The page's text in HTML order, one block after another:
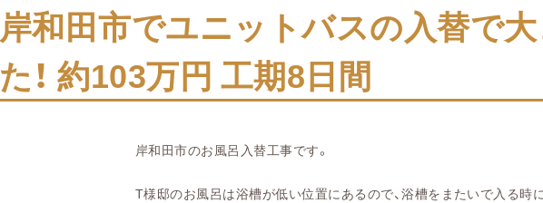
岸和田市でユニットバスの入替で
た！ 約103万円 工期8日間
岸和田市のお風呂入替工事です。
T様邸のお風呂は浴槽が低い位置にあるので、浴槽をまたいで入る時